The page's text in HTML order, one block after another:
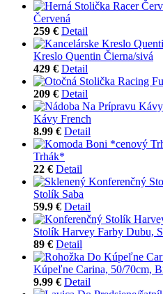
Červená
259 € Detail
Kreslo Quentin Čierna/sivá
429 € Detail
209 € Detail
Kávy French
8.99 € Detail
Trhák*
22 € Detail
Stolík Saba
59.9 € Detail
Stolík Harvey Farby Dubu,
89 € Detail
Kúpeľne Carina, 50/70cm,
9.99 € Detail